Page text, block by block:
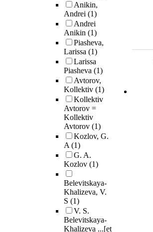
Anikin,
Andrei (1)
Andrei
Anikin (1)
Piasheva,
Larissa (1)
Larissa
Piasheva (1)
Avtorov,
Kollektiv (1)
Kollektiv
Avtorov =
Kollektiv
Avtorov (1)
Kozlov, G.
A(1)
G. A.
Kozlov (1)
Belevitskaya-
Khalizeva, V.
S (1)
V. S.
Belevitskaya-
Khalizeva ...[et